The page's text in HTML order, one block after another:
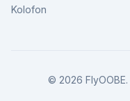
Kolofon
© 2026 FlyOOBE.